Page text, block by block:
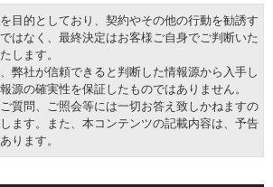
目的としており、契約やその他の行動を勧誘す
はなく、最終決定はお客様ご自身でご判断いた
します。
弊社が信頼できると判断した情報源から入手し
源の確実性を保証したものではありません。
質問、ご照会等には一切お答え致しかねますの
ます。また、本コンテンツの記載内容は、予告
ります。